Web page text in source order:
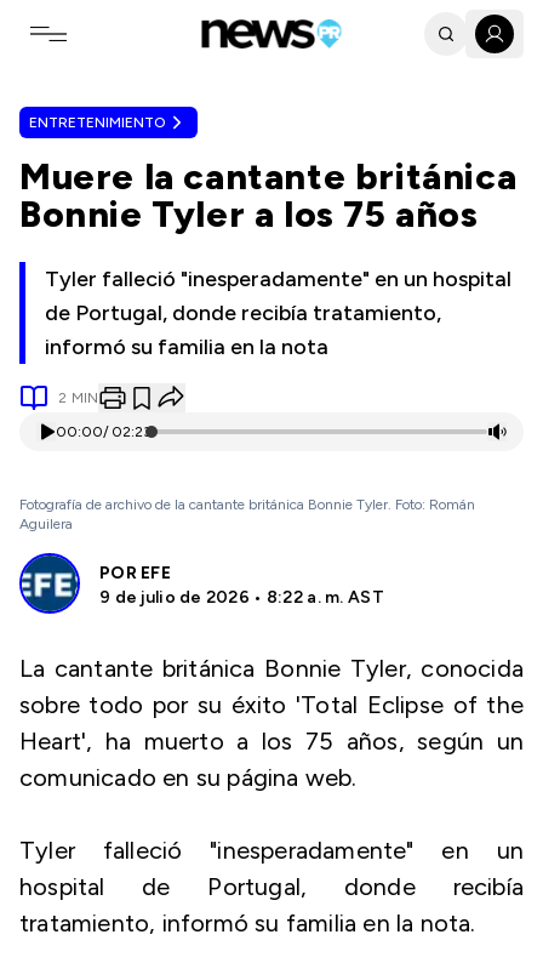
Toggle navigation menu
ENTRETENIMIENTO
Muere la cantante británica
Bonnie Tyler a los 75 años
Tyler falleció "inesperadamente" en un hospital
de Portugal, donde recibía tratamiento,
informó su familia en la nota
2 MIN
00:00/ 02:23
Fotografía de archivo de la cantante británica Bonnie Tyler. Foto: Román
Aguilera
POR EFE
9 de julio de 2026 • 8:22 a. m. AST
La cantante británica Bonnie Tyler, conocida
sobre todo por su éxito 'Total Eclipse of the
Heart', ha muerto a los 75 años, según un
comunicado en su página web.
Tyler falleció "inesperadamente" en un
hospital de Portugal, donde recibía
tratamiento, informó su familia en la nota.